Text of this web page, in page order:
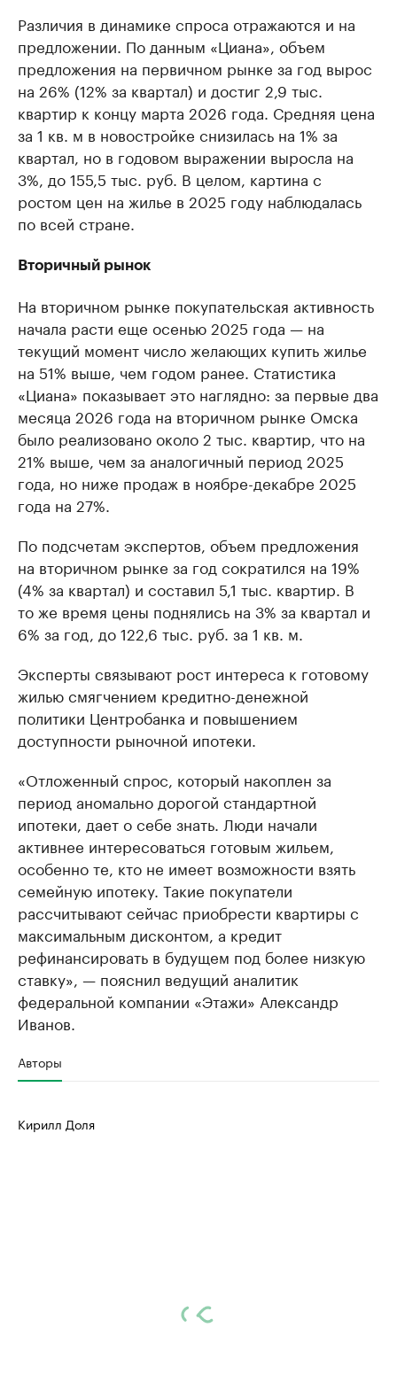
Различия в динамике спроса отражаются и на
предложении. По данным «Циана», объем
предложения на первичном рынке за год вырос
на 26% (12% за квартал) и достиг 2,9 тыс.
квартир к концу марта 2026 года. Средняя цена
за 1 кв. м в новостройке снизилась на 1% за
квартал, но в годовом выражении выросла на
3%, до 155,5 тыс. руб. В целом, картина с
ростом цен на жилье в 2025 году наблюдалась
по всей стране.
Вторичный рынок
На вторичном рынке покупательская активность
начала расти еще осенью 2025 года — на
текущий момент число желающих купить жилье
на 51% выше, чем годом ранее. Статистика
«Циана» показывает это наглядно: за первые два
месяца 2026 года на вторичном рынке Омска
было реализовано около 2 тыс. квартир, что на
21% выше, чем за аналогичный период 2025
года, но ниже продаж в ноябре-декабре 2025
года на 27%.
По подсчетам экспертов, объем предложения
на вторичном рынке за год сократился на 19%
(4% за квартал) и составил 5,1 тыс. квартир. В
то же время цены поднялись на 3% за квартал и
6% за год, до 122,6 тыс. руб. за 1 кв. м.
Эксперты связывают рост интереса к готовому
жилью смягчением кредитно-денежной
политики Центробанка и повышением
доступности рыночной ипотеки.
«Отложенный спрос, который накоплен за
период аномально дорогой стандартной
ипотеки, дает о себе знать. Люди начали
активнее интересоваться готовым жильем,
особенно те, кто не имеет возможности взять
семейную ипотеку. Такие покупатели
рассчитывают сейчас приобрести квартиры с
максимальным дисконтом, а кредит
рефинансировать в будущем под более низкую
ставку», — пояснил ведущий аналитик
федеральной компании «Этажи» Александр
Иванов.
Авторы
Кирилл Доля